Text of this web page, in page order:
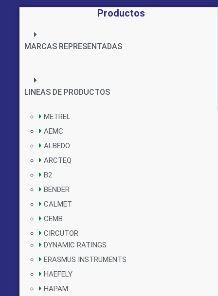
Productos
MARCAS REPRESENTADAS
LINEAS DE PRODUCTOS
METREL
AEMC
ALBEDO
ARCTEQ
B2
BENDER
CALMET
CEMB
CIRCUTOR
DYNAMIC RATINGS
ERASMUS INSTRUMENTS
HAEFELY
HAPAM